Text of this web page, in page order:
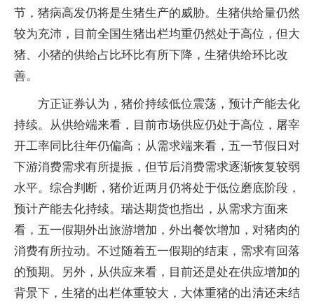
节，猪病高发仍将是生猪生产的威胁。生猪供给量仍然
较为充沛，目前全国生猪出栏均重仍然处于高位，但大
猪、小猪的供给占比环比有所下降，生猪供给环比改
善。
方正证券认为，猪价持续低位震荡，预计产能去化
持续。从供给端来看，目前市场供应仍处于高位，屠宰
开工率同比往年仍偏高；从需求端来看，五一节假日对
下游消费需求有所提振，但节后消费需求逐渐恢复较弱
水平。综合判断，猪价近两月仍将处于低位磨底阶段，
预计产能去化持续。瑞达期货也指出，从需求方面来
看，五一假期外出旅游增加，外出餐饮增加，对猪肉的
消费有所拉动。不过随着五一假期的结束，需求有回落
的预期。另外，从供应来看，目前还是处在供应增加的
背景下，生猪的出栏体重较大，大体重猪的出清还未结